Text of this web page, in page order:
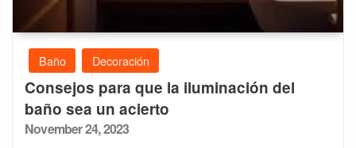
Baño Decoración
Consejos para que la iluminación del
baño sea un acierto
Posted
November 24, 2023